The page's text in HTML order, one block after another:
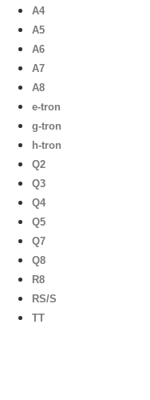
A4
A5
A6
A7
A8
e-tron
g-tron
h-tron
Q2
Q3
Q4
Q5
Q7
Q8
R8
RS/S
TT